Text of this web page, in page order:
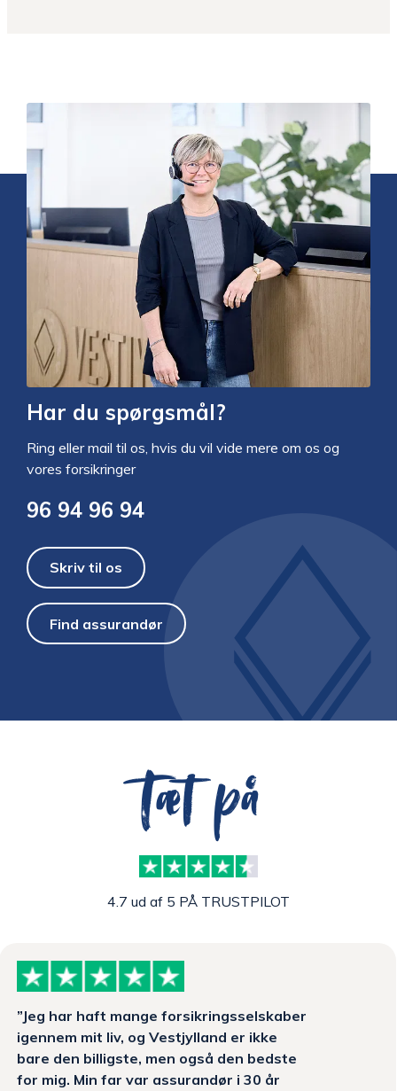
Har du spørgsmål?
Ring eller mail til os, hvis du vil vide mere om os og
vores forsikringer
96 94 96 94
Skriv til os
Find assurandør
Tæt på
4.7 ud af 5 PÅ TRUSTPILOT
”Jeg har haft mange forsikringsselskaber
igennem mit liv, og Vestjylland er ikke
bare den billigste, men også den bedste
for mig. Min far var assurandør i 30 år